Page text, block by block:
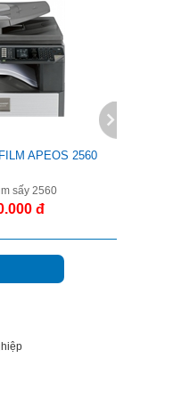
APEOS 2560
sấy 2560
đ